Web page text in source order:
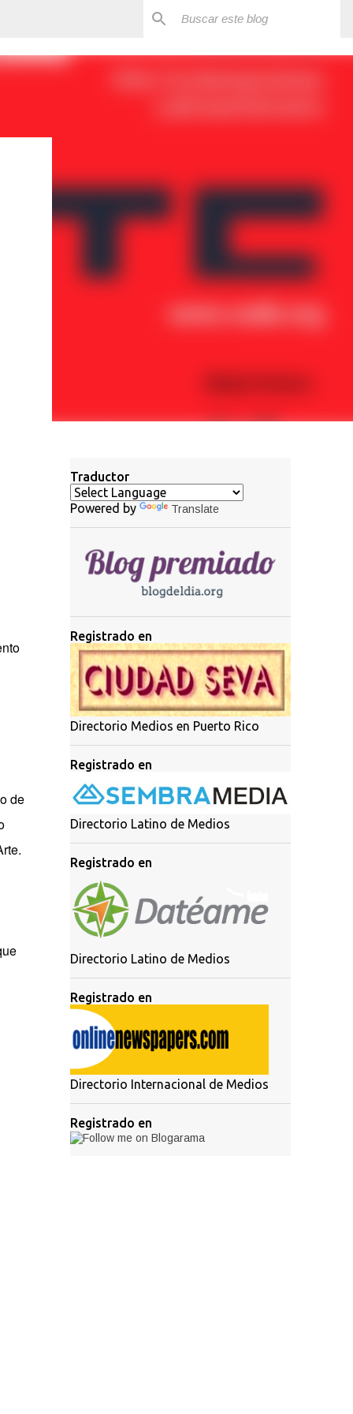
de
Traductor
Powered by Translate
Registrado en
Directorio Medios en Puerto Rico
Registrado en
Directorio Latino de Medios
Registrado en
Directorio Latino de Medios
Registrado en
Directorio Internacional de Medios
Registrado en